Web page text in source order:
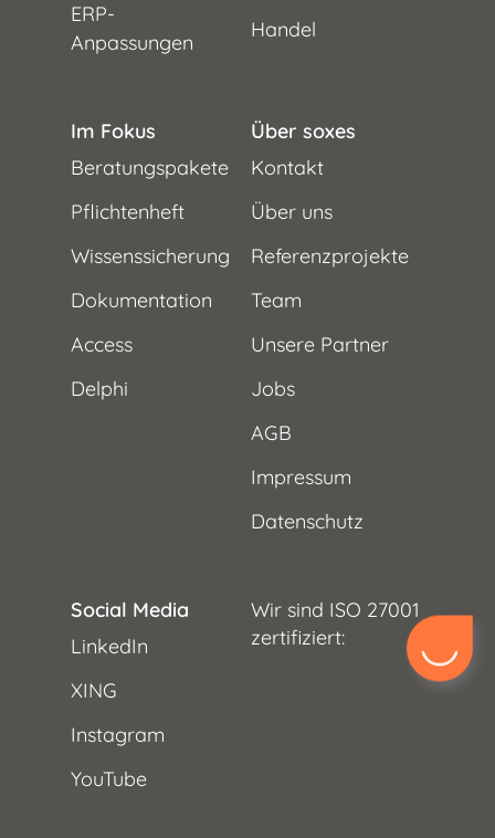
ERP-
Anpassungen
Handel
Im Fokus
Beratungspakete
Pflichtenheft
Wissenssicherung
Dokumentation
Access
Delphi
Über soxes
Kontakt
Über uns
Referenzprojekte
Team
Unsere Partner
Jobs
AGB
Impressum
Datenschutz
Social Media
LinkedIn
XING
Instagram
YouTube
Wir sind ISO 27001
zertifiziert: